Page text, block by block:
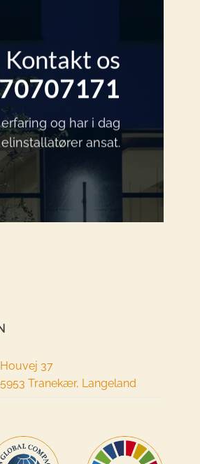
Kontakt os
og har i dag
ansat.
Houvej 37
5953 Tranekær, Langeland